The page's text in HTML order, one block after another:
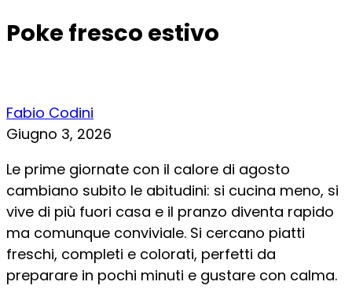
Poke fresco estivo
Fabio Codini
Giugno 3, 2026
Le prime giornate con il calore di agosto
cambiano subito le abitudini: si cucina meno, si
vive di più fuori casa e il pranzo diventa rapido
ma comunque conviviale. Si cercano piatti
freschi, completi e colorati, perfetti da
preparare in pochi minuti e gustare con calma.